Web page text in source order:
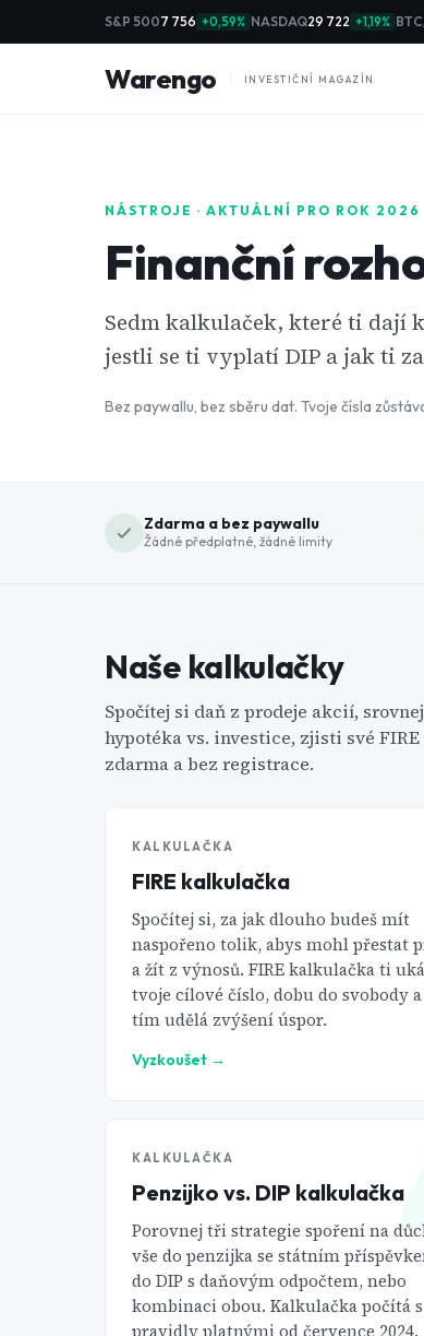
S&P 5007 756 +0,59% NASDAQ29 722 +1,19%
Warengo INVESTIČNÍ MAGAZÍN
NÁSTROJE · AKTUÁLNÍ PRO ROK 2026
Finanční
Sedm kalkulaček, které ti dají
jestli se ti vyplatí DIP a jak ti
Bez paywallu, bez sběru dat. Tvoje čísla
Zdarma a bez paywallu
Žádné předplatné, žádné limity
Naše kalkulačky
Spočítej si daň z prodeje akcií,
hypotéka vs. investice, zjisti své
zdarma a bez registrace.
KALKULAČKA
FIRE kalkulačka
Spočítej si, za jak dlouho budeš mít
naspořeno tolik, abys mohl přestat
a žít z výnosů. FIRE kalkulačka ti
tvoje cílové číslo, dobu do svobody a
tím udělá zvýšení úspor.
Vyzkoušet →
KALKULAČKA
Penzijko vs. DIP kalkulačka
Porovnej tři strategie spoření na
vše do penzijka se státním
do DIP s daňovým odpočtem, nebo
kombinaci obou. Kalkulačka počítá s
pravidly platnými od července 2024.